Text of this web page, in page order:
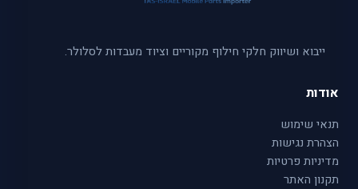
ייבוא ושיווק חלקי חילוף מקוריים וציוד מעבדות לסלולר.
אודות
תנאי שימוש
הצהרת נגישות
מדיניות פרטיות
תקנון האתר